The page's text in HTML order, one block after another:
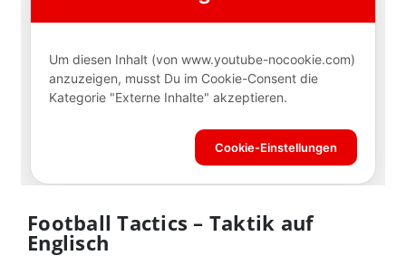
Football Tactics – Taktik auf
Englisch